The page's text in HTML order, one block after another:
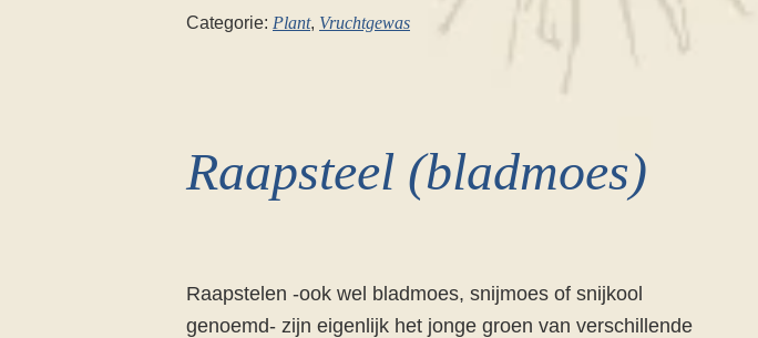
Categorie: Plant, Vruchtgewas
Raapsteel (bladmoes)
Raapstelen -ook wel bladmoes, snijmoes of snijkool
genoemd- zijn eigenlijk het jonge groen van verschillende